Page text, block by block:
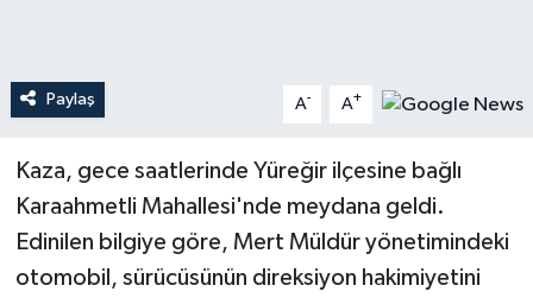
Paylaş A- A+
Kaza, gece saatlerinde Yüreğir ilçesine bağlı
Karaahmetli Mahallesi'nde meydana geldi.
Edinilen bilgiye göre, Mert Müldür yönetimindeki
otomobil, sürücüsünün direksiyon hakimiyetini
Yaşam